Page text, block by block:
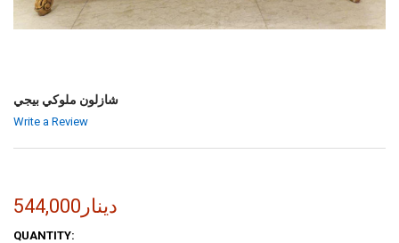
شازلون ملوكي بيجي
Write a Review
544,000دينار
CURRENT
QUANTITY: